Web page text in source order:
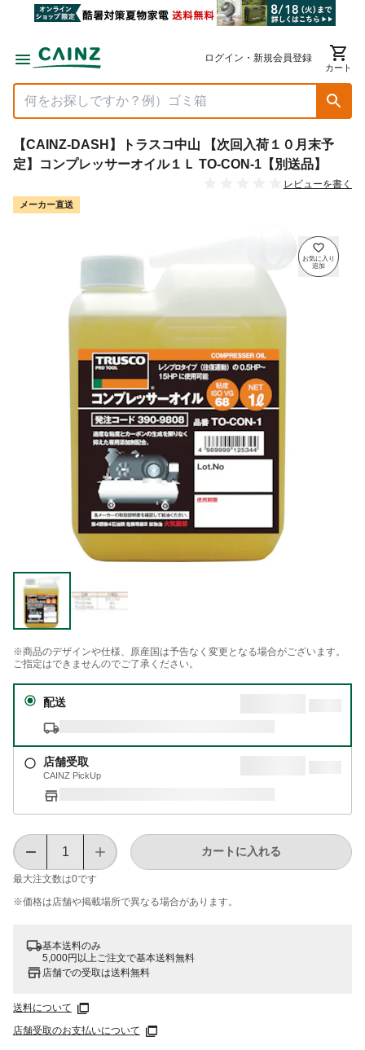
ログイン・新規会員登録
カート
【CAINZ-DASH】トラスコ中山 【次回入荷１０月末予
定】コンプレッサーオイル１Ｌ TO-CON-1【別送品】
レビューを書く
メーカー直送
※商品のデザインや仕様、原産国は予告なく変更となる場合がございます。
ご指定はできませんのでご了承ください。
配送
店舗受取
CAINZ PickUp
最大注文数は0です
カートに入れる
※価格は​店舗や​掲載場所で​異なる​場合が​あります。
基本送料のみ
5,000円以上ご注文で基本送料無料
店舗での受取は送料無料
送料について
店舗受取のお支払いについて